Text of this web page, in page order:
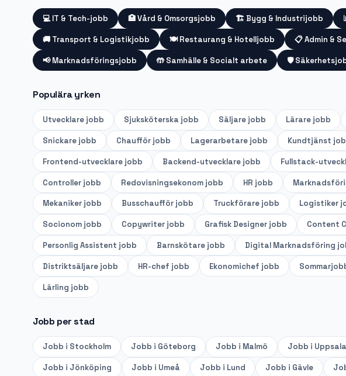
💻 IT & Tech-jobb 🏥Vård & Omsorgsjobb 🏗️ Bygg & Industrijobb
🚚 Transport & Logistikjobb 🍽️ Restaurang & Hotelljobb 📋Admin &
📢 Marknadsföringsjobb 🤲 Samhälle & Socialt arbete 🛡️
Populära yrken
Utvecklare jobb Sjuksköterska jobb Säljare jobb Lärare jobb
Snickare jobb Chaufför jobb Lagerarbetare jobb Kundtjänst
Frontend-utvecklare jobb Backend-utvecklare jobb Fullstack-
Controller jobb Redovisningsekonom jobb HR jobb
Mekaniker jobb Busschaufför jobb Truckförare jobb Logistiker
Socionom jobb Copywriter jobb Grafisk Designer jobb Content
Personlig Assistent jobb Barnskötare jobb Digital Marknadsföring
Distriktsäljare jobb HR-chef jobb Ekonomichef jobb
Lärling jobb
Jobb per stad
Jobb i Stockholm Jobb i Göteborg Jobb i Malmö Jobb i Uppsala
Jobb i Jönköping Jobb i Umeå Jobb i Lund Jobb i Gävle